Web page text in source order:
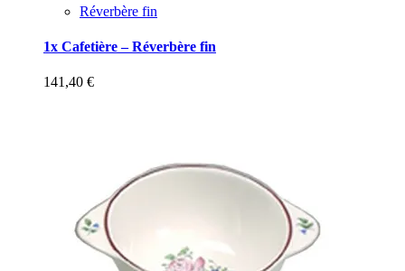
Réverbère fin
1x Cafetière – Réverbère fin
141,40 €